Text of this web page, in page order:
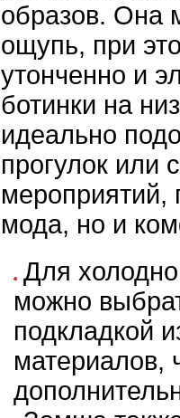
образов. Она
ощупь, при
утонченно и
ботинки на
идеально
прогулок или
мероприятий,
мода, но и
Для
можно
подкладкой
материалов,